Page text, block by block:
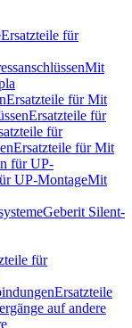
Ersatzteile für
Mit
Ersatzteile für Mit
Ersatzteile für
für
Ersatzteile für Mit
für UP-
UP-MontageMit
Geberit Silent-
für
Ersatzteile
auf andere